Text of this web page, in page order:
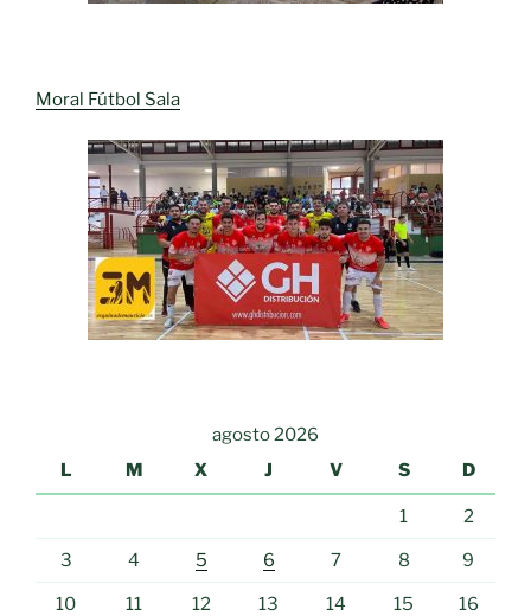
Moral Fútbol Sala
agosto 2026
L
M X J V S D
1 2
3 4 5 6 7 8 9
10 11 12 13 14 15 16